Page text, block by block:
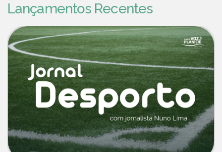
Lançamentos Recentes